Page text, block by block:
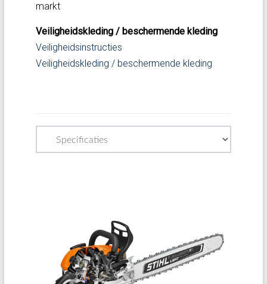
markt
Veiligheidskleding / beschermende kleding
Veiligheidsinstructies
Veiligheidskleding / beschermende kleding